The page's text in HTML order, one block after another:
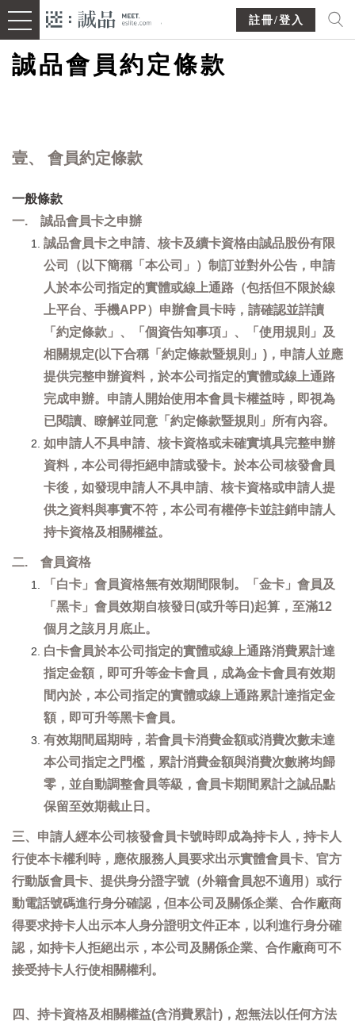
註冊/登入
誠品會員約定條款
壹、 會員約定條款
一般條款
一. 誠品會員卡之申辦
誠品會員卡之申請、核卡及續卡資格由誠品股份有限
公司（以下簡稱「本公司」）制訂並對外公告，申請
人於本公司指定的實體或線上通路（包括但不限於線
上平台、手機APP）申辦會員卡時，請確認並詳讀
「約定條款」、「個資告知事項」、「使用規則」及
相關規定(以下合稱「約定條款暨規則」)，申請人並應
提供完整申辦資料，於本公司指定的實體或線上通路
完成申辦。申請人開始使用本會員卡權益時，即視為
已閱讀、瞭解並同意「約定條款暨規則」所有內容。
如申請人不具申請、核卡資格或未確實填具完整申辦
資料，本公司得拒絕申請或發卡。於本公司核發會員
卡後，如發現申請人不具申請、核卡資格或申請人提
供之資料與事實不符，本公司有權停卡並註銷申請人
持卡資格及相關權益。
二. 會員資格
「白卡」會員資格無有效期間限制。「金卡」會員及
「黑卡」會員效期自核發日(或升等日)起算，至滿12
個月之該月月底止。
白卡會員於本公司指定的實體或線上通路消費累計達
指定金額，即可升等金卡會員，成為金卡會員有效期
間內於，本公司指定的實體或線上通路累計達指定金
額，即可升等黑卡會員。
有效期間屆期時，若會員卡消費金額或消費次數未達
本公司指定之門檻，累計消費金額與消費次數將均歸
零，並自動調整會員等級，會員卡期間累計之誠品點
保留至效期截止日。
三、申請人經本公司核發會員卡號時即成為持卡人，持卡人
行使本卡權利時，應依服務人員要求出示實體會員卡、官方
行動版會員卡、提供身分證字號（外籍會員恕不適用）或行
動電話號碼進行身分確認，但本公司及關係企業、合作廠商
得要求持卡人出示本人身分證明文件正本，以利進行身分確
認，如持卡人拒絕出示，本公司及關係企業、合作廠商可不
接受持卡人行使相關權利。
四、持卡資格及相關權益(含消費累計)，恕無法以任何方法